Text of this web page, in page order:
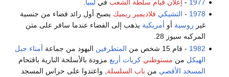
1977
- إعلان قيام سلطة الشعب في ليبيا
1978
- التشيكي فلاديمير ريميك يصبح أول رائد فضاء من جنسية
غير روسية أو أمريكية يذهب إلى الفضاء عندما سافر على متن
المركبه سيوز 28.
1982 - قام 15 شخص من المتطرفين اليهود من جماعة أمناء جبل
الهيكل من مستوطني كريات أربع مزودة بالأسلحة النارية باقتحام
المسجد الأقصى من باب السلسلة , واعتدوا على حراس المسجد